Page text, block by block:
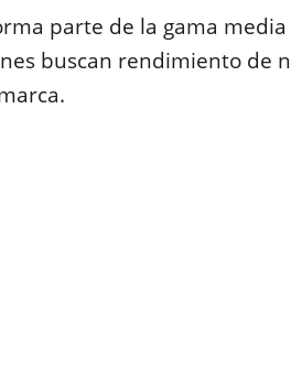
parte de la gama
buscan rendimiento de